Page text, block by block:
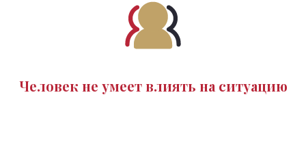
Человек не умеетвлиять на ситуацию